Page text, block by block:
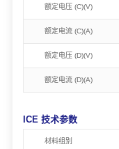
额定电压 (C)(V)
额定电流 (C)(A)
额定电压 (D)(V)
额定电流 (D)(A)
ICE 技术参数
材料组别